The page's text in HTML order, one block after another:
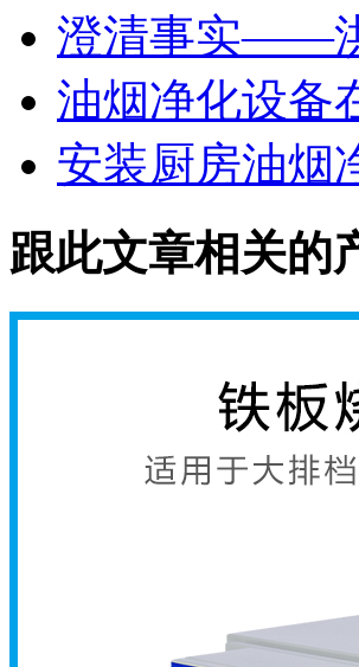
澄清事实——
油烟净化设备
安装厨房油烟
跟此文章相关的